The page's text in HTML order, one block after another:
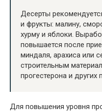
Десерты
и фрукты: малину,
хурму и яблоки.
повышается после
миндаля, арахиса или
строительным
прогестерона и
Для повышения уровня